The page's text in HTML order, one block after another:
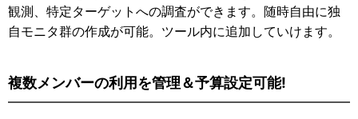
観測、特定ターゲットへの調査ができます。随時自由に独
自モニタ群の作成が可能。ツール内に追加していけます。
複数メンバーの利用を管理＆予算設定可能!